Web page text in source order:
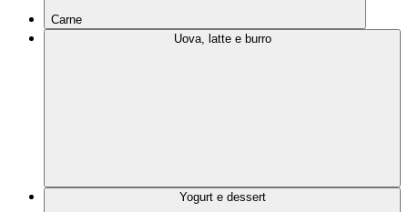
Carne
Uova, latte e burro
Yogurt e dessert